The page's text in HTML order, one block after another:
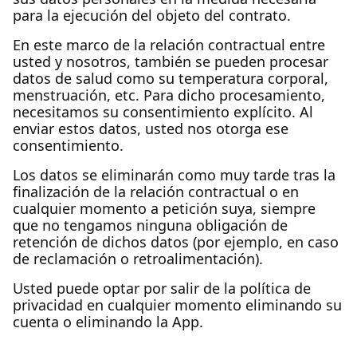
para la ejecución del objeto del contrato.
En este marco de la relación contractual entre
usted y nosotros, también se pueden procesar
datos de salud como su temperatura corporal,
menstruación, etc. Para dicho procesamiento,
necesitamos su consentimiento explícito. Al
enviar estos datos, usted nos otorga ese
consentimiento.
Los datos se eliminarán como muy tarde tras la
finalización de la relación contractual o en
cualquier momento a petición suya, siempre
que no tengamos ninguna obligación de
retención de dichos datos (por ejemplo, en caso
de reclamación o retroalimentación).
Usted puede optar por salir de la política de
privacidad en cualquier momento eliminando su
cuenta o eliminando la App.